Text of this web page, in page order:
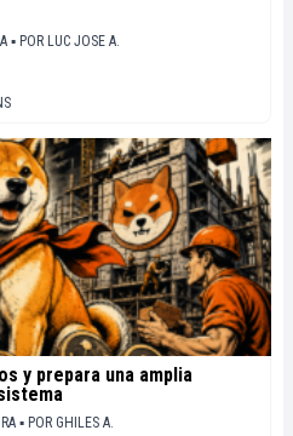
▪ POR LUC JOSE A.
y prepara una amplia
▪ POR GHILES A.